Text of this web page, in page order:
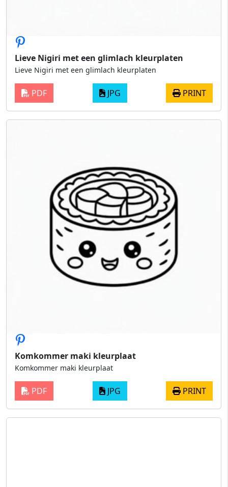
Lieve Nigiri met een glimlach kleurplaten
Lieve Nigiri met een glimlach kleurplaten
PDF JPG PRINT
Komkommer maki kleurplaat
Komkommer maki kleurplaat
PDF JPG PRINT